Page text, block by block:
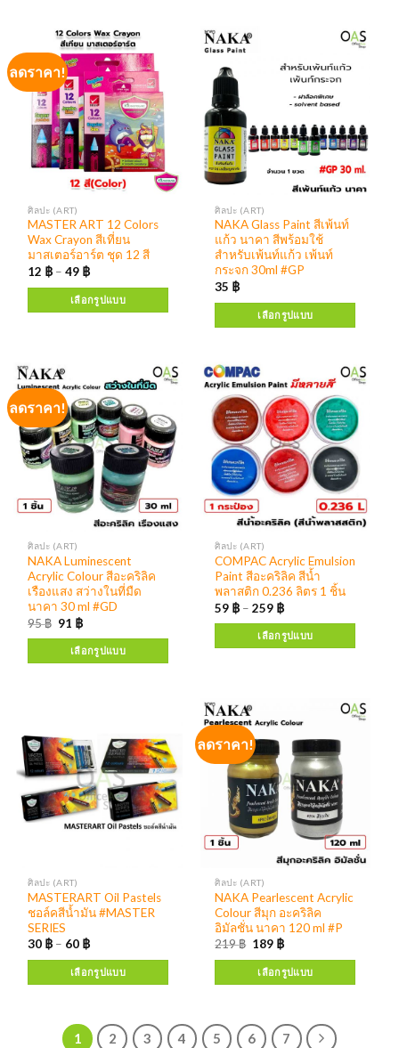
ศิลปะ (ART)
COMPAC Acrylic Emulsion
Paint สีอะคริลิค สีน้ำ
พลาสติก 0.236 ลิตร 1 ชิ้น
59 ฿ –259 ฿
เลือกรูปแบบ
ลดราคา!
ศิลปะ (ART)
MASTER ART 12 Colors
Wax Crayon สีเที่ยน
มาสเตอร์อาร์ต ชุด 12 สี
12 ฿ –49 ฿
เลือกรูปแบบ
ศิลปะ (ART)
MASTERART Oil Pastels
ชอล์คสีน้ำมัน #MASTER
SERIES
30 ฿ – 60 ฿
เลือกรูปแบบ
ศิลปะ (ART)
NAKA Glass Paint สีเพ้นท์
แก้ว นาคา สีพร้อมใช้
สำหรับเพ้นท์แก้ว เพ้นท์
กระจก 30ml #GP
35 ฿
เลือกรูปแบบ
ลดราคา!
ศิลปะ (ART)
NAKA Luminescent
Acrylic Colour สีอะคริลิค
เรืองแสง สว่างในที่มืด
นาคา 30 ml #GD
95฿ 91 ฿
เลือกรูปแบบ
ลดราคา!
ศิลปะ (ART)
NAKA Pearlescent Acrylic
Colour สีมุก อะคริลิค
อิมัลชั่น นาคา 120 ml #P
219฿ 189 ฿
เลือกรูปแบบ
1 2 3 4 5 6 7